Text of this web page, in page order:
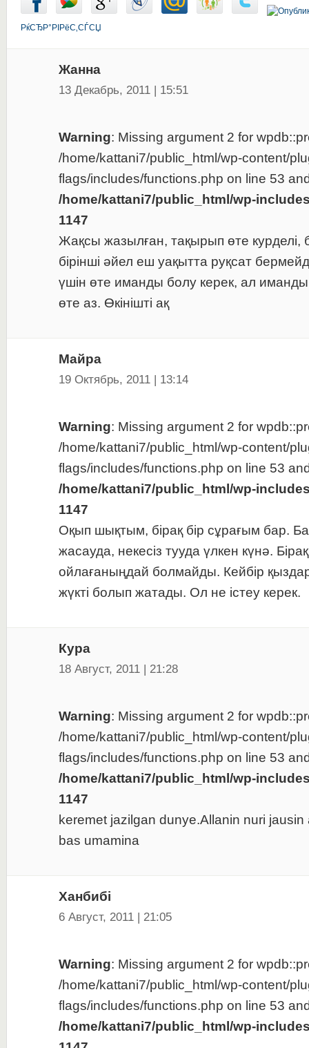
РќСЂР°РІРёС‚СЃСЏ
Жанна
13 Декабрь, 2011 | 15:51
Warning: Missing argument 2 for
/home/kattani7/public_html/wp-content/
flags/includes/functions.php on line 53
/home/kattani7/public_html/wp-
1147
Жақсы жазылған, тақырып өте курделі,
бірінші әйел еш уақытта руқсат
үшін өте иманды болу керек, ал иманды
өте аз. Өкінішті ақ
Майра
19 Октябрь, 2011 | 13:14
Warning: Missing argument 2 for
/home/kattani7/public_html/wp-content/
flags/includes/functions.php on line 53
/home/kattani7/public_html/wp-
1147
Оқып шықтым, бірақ бір сұрағым бар.
жасауда, некесіз тууда үлкен күнә.
ойлағаныңдай болмайды. Кейбір
жүкті болып жатады. Ол не істеу керек.
Кура
18 Август, 2011 | 21:28
Warning: Missing argument 2 for
/home/kattani7/public_html/wp-content/
flags/includes/functions.php on line 53
/home/kattani7/public_html/wp-
1147
keremet jazilgan dunye.Allanin nuri jausin
bas umamina
Ханбибi
6 Август, 2011 | 21:05
Warning: Missing argument 2 for
/home/kattani7/public_html/wp-content/
flags/includes/functions.php on line 53
/home/kattani7/public_html/wp-